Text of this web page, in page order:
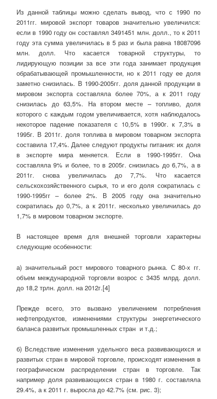
Из данной таблицы можно сделать вывод, что с 1990 по
2011гг. мировой экспорт товаров значительно увеличился:
если в 1990 году он составлял 3491451 млн. долл., то к 2011
году эта сумма увеличилась в 5 раз и была равна 18087096
млн. долл. Что касается товарной структуры, то
лидирующую позиции за все эти года занимает продукция
обрабатывающей промышленности, но к 2011 году ее доля
заметно снизилась. В 1990-2005гг. доля данной продукции в
мировом экспорта составляла более 70%, а к 2011 году
снизилась до 63,5%. На втором месте – топливо, доля
которого с каждым годом увеличивается, хотя наблюдалось
некоторое падение показателя с 10,5% в 1990г. к 7,3% в
1995г. В 2011г. доля топлива в мировом товарном экспорта
составила 17,4%. Далее следуют продукты питания: их доля
в экспорте мира меняется. Если в 1990-1995гг. Она
составляла 9% и более, то в 2005г. снизилась до 6,7%, а в
2011г. снова увеличилась до 7,7%. Что касается
сельскохозяйственного сырья, то и его доля сократилась с
1990-1995гг – более 2%. В 2005 году она значительно
сократилась до 0,7%, а к 2011г. несколько увеличилась до
1,7% в мировом товарном экспорте.
В настоящее время для внешней торговли характерны
следующие особенности:
а) значительный рост мирового товарного рынка. С 80-х гг.
объем международной торговли возрос с 3435 млрд. долл.
до 18,2 трлн. долл. на 2012г.[4]
Прежде всего, это вызвано увеличением потребления
нефтепродуктов, изменениями структуры энергетического
баланса развитых промышленных стран и т.д.;
б) Вследствие изменения удельного веса развивающихся и
развитых стран в мировой торговле, происходят изменения в
географическом распределении стран в торговле. Так
например доля развивающихся стран в 1980 г. составляла
29.4%, а к 2011 г. выросла до 42.7% (см. рис. 3);